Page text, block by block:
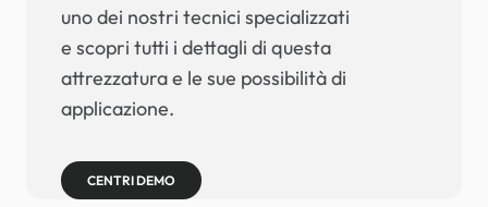
uno dei nostri tecnici specializzati
e scopri tutti i dettagli di questa
attrezzatura e le sue possibilità di
applicazione.
CENTRI DEMO